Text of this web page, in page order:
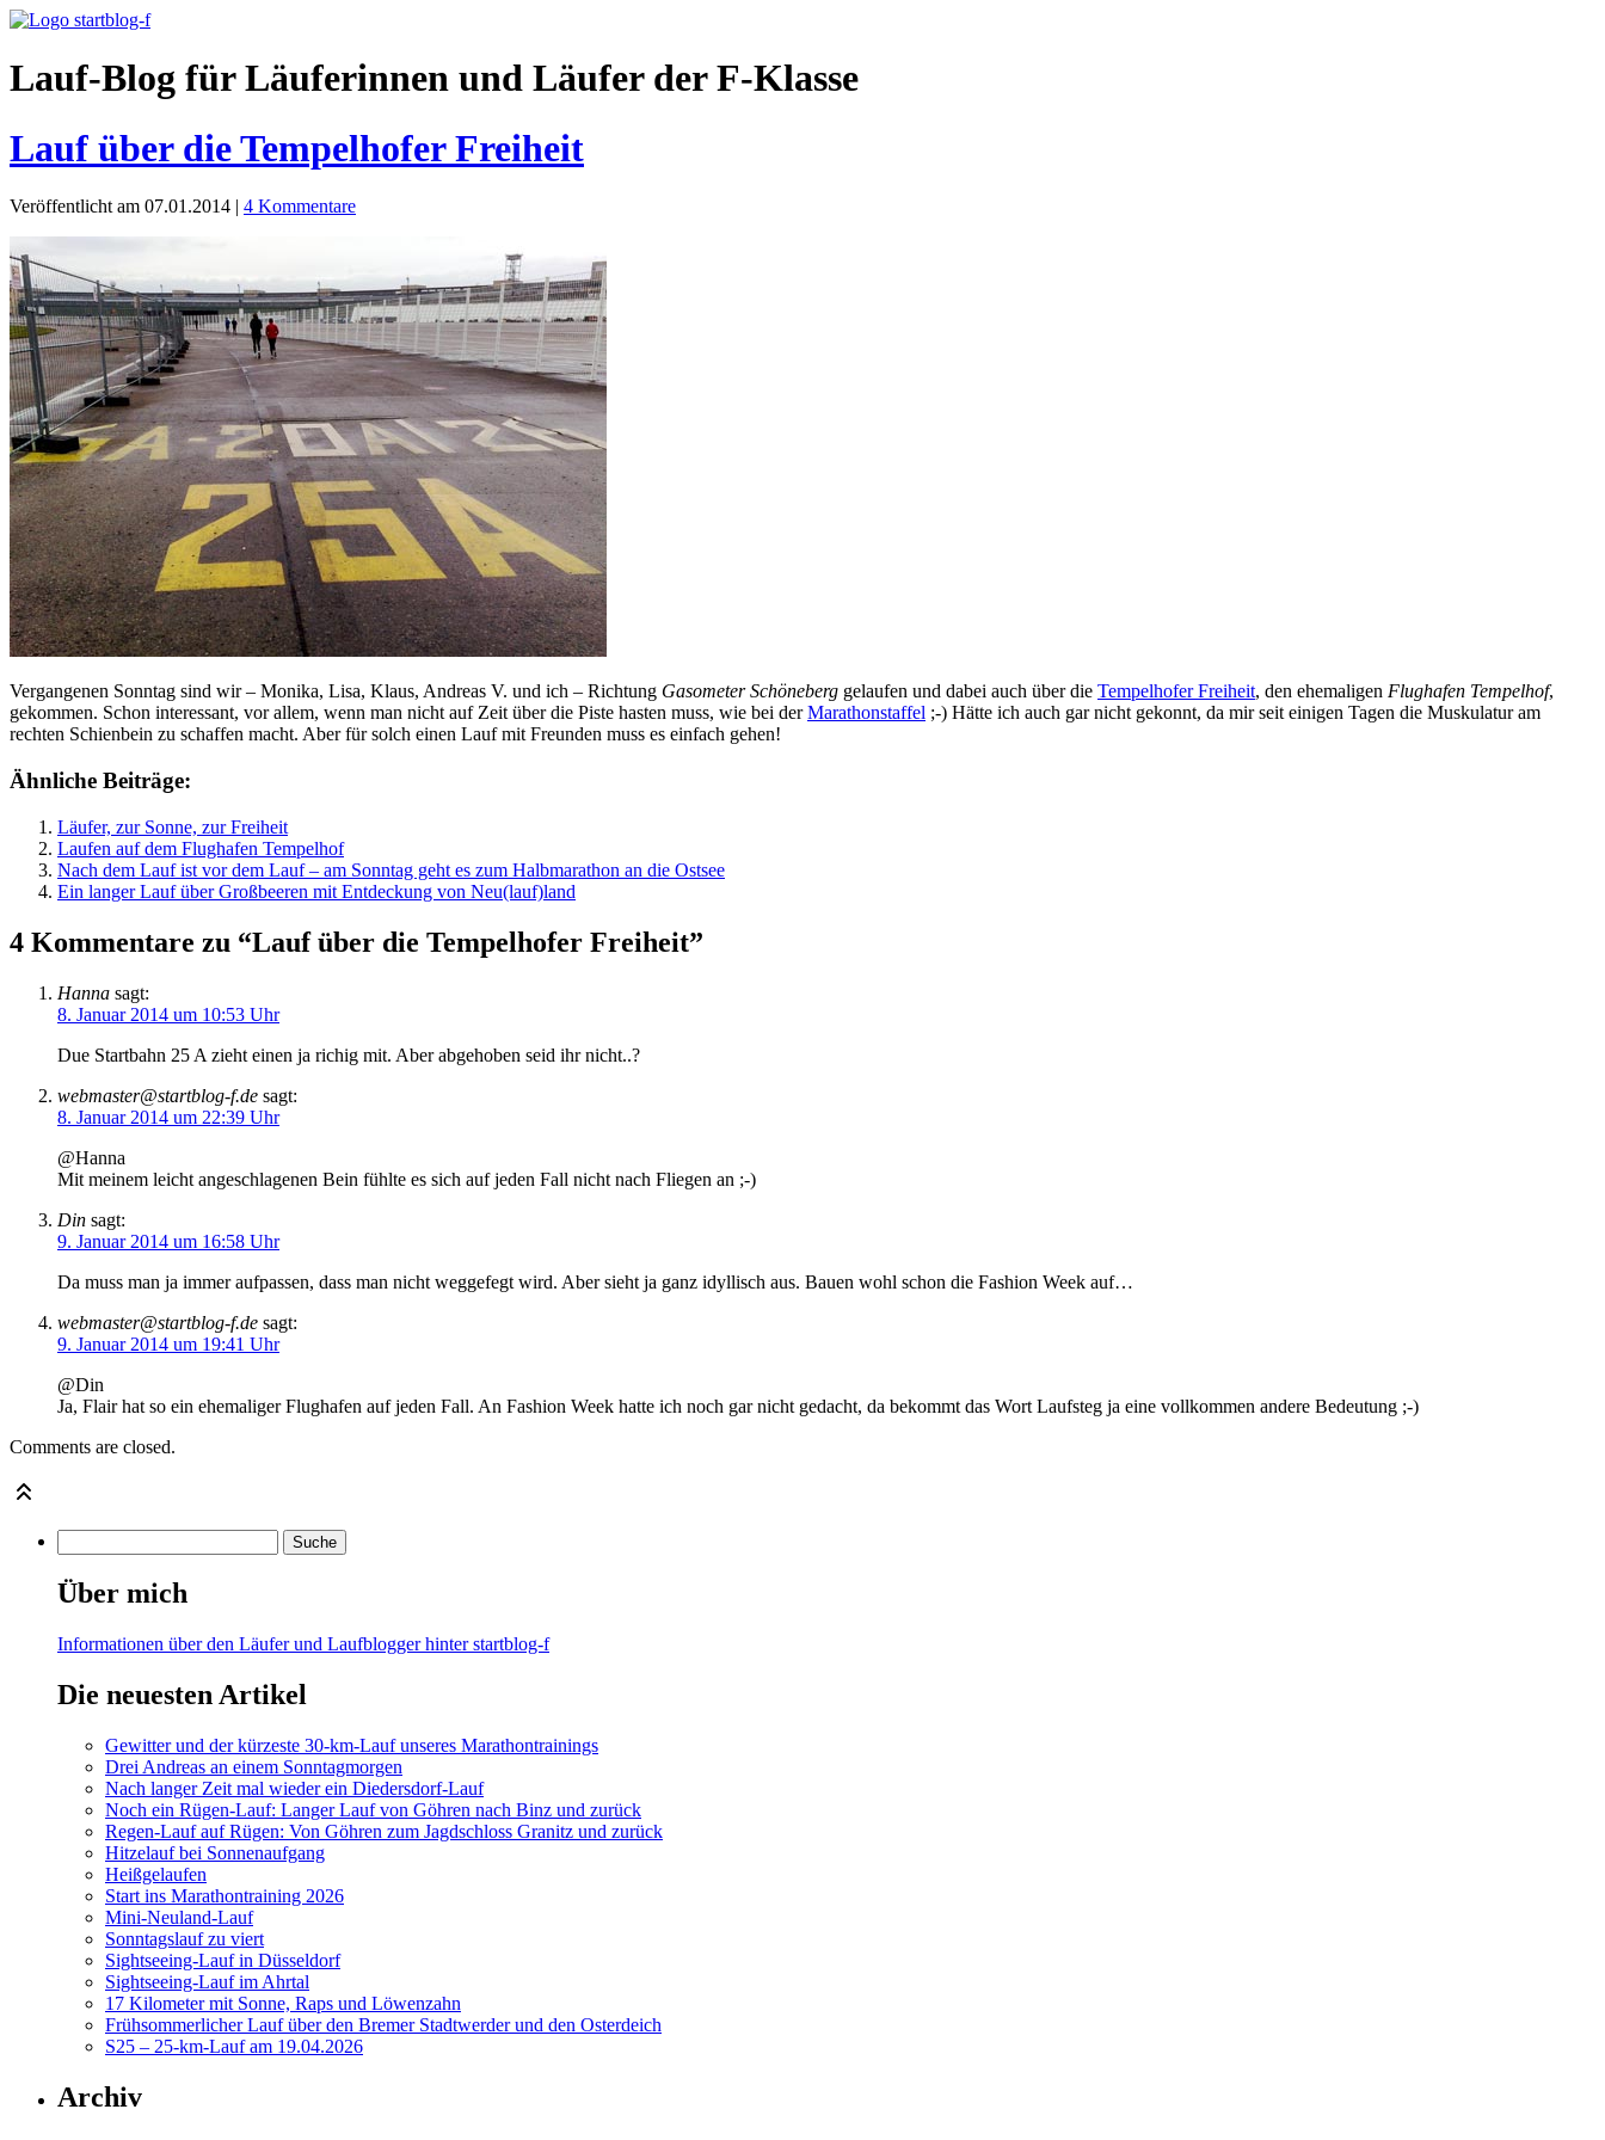
Lauf-Blog für Läuferinnen und Läufer der F-Klasse
Lauf über die Tempelhofer Freiheit
Veröffentlicht am 07.01.2014 | 4 Kommentare
Vergangenen Sonntag sind wir – Monika, Lisa, Klaus, Andreas V. und ich – Richtung Gasometer Schöneberg gelaufen und dabei auch über die Tempelhofer Freiheit, den ehemaligen Flughafen Tempelhof,
gekommen. Schon interessant, vor allem, wenn man nicht auf Zeit über die Piste hasten muss, wie bei derMarathonstaffel ;-) Hätte ich auch gar nicht gekonnt, da mir seit einigen Tagen die Muskulatur am
rechten Schienbein zu schaffen macht. Aber für solch einen Lauf mit Freunden muss es einfach gehen!
Ähnliche Beiträge:
Läufer, zur Sonne, zur Freiheit
Laufen auf dem Flughafen Tempelhof
Nach dem Lauf ist vor dem Lauf – am Sonntag geht es zum Halbmarathon an die Ostsee
Ein langer Lauf über Großbeeren mit Entdeckung von Neu(lauf)land
4 Kommentare zu “Lauf über die Tempelhofer Freiheit”
Hanna sagt:
8. Januar 2014 um 10:53 Uhr
Due Startbahn 25 A zieht einen ja richig mit. Aber abgehoben seid ihr nicht..?
webmaster@startblog-f.de sagt:
8. Januar 2014 um 22:39 Uhr
@Hanna
Mit meinem leicht angeschlagenen Bein fühlte es sich auf jeden Fall nicht nach Fliegen an ;-)
Din sagt:
9. Januar 2014 um 16:58 Uhr
Da muss man ja immer aufpassen, dass man nicht weggefegt wird. Aber sieht ja ganz idyllisch aus. Bauen wohl schon die Fashion Week auf…
webmaster@startblog-f.de sagt:
9. Januar 2014 um 19:41 Uhr
@Din
Ja, Flair hat so ein ehemaliger Flughafen auf jeden Fall. An Fashion Week hatte ich noch gar nicht gedacht, da bekommt das Wort Laufsteg ja eine vollkommen andere Bedeutung ;-)
Comments are closed.
Über mich
Informationen über den Läufer und Laufblogger hinter startblog-f
Die neuesten Artikel
Gewitter und der kürzeste 30-km-Lauf unseres Marathontrainings
Drei Andreas an einem Sonntagmorgen
Nach langer Zeit mal wieder ein Diedersdorf-Lauf
Noch ein Rügen-Lauf: Langer Lauf von Göhren nach Binz und zurück
Regen-Lauf auf Rügen: Von Göhren zum Jagdschloss Granitz und zurück
Hitzelauf bei Sonnenaufgang
Heißgelaufen
Start ins Marathontraining 2026
Mini-Neuland-Lauf
Sonntagslauf zu viert
Sightseeing-Lauf in Düsseldorf
Sightseeing-Lauf im Ahrtal
17 Kilometer mit Sonne, Raps und Löwenzahn
Frühsommerlicher Lauf über den Bremer Stadtwerder und den Osterdeich
S25 – 25-km-Lauf am 19.04.2026
Archiv